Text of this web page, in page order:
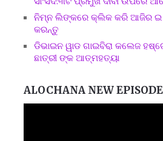
ନିମ୍ନ ଲିଙ୍କରେ କ୍ଲିକ କରି ଆଜିର ଇ
କରନ୍ତୁ
ଡିଭାଇନ ୱାଡ ଗାଇବିରା କଲେଜ
ଛାତ୍ରୀ ଙ୍କ ଆତ୍ମହତ୍ୟା
ALOCHANA NEW EPISODE